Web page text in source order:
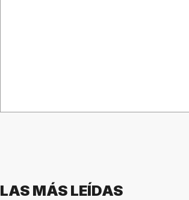
LAS MÁS LEÍDAS